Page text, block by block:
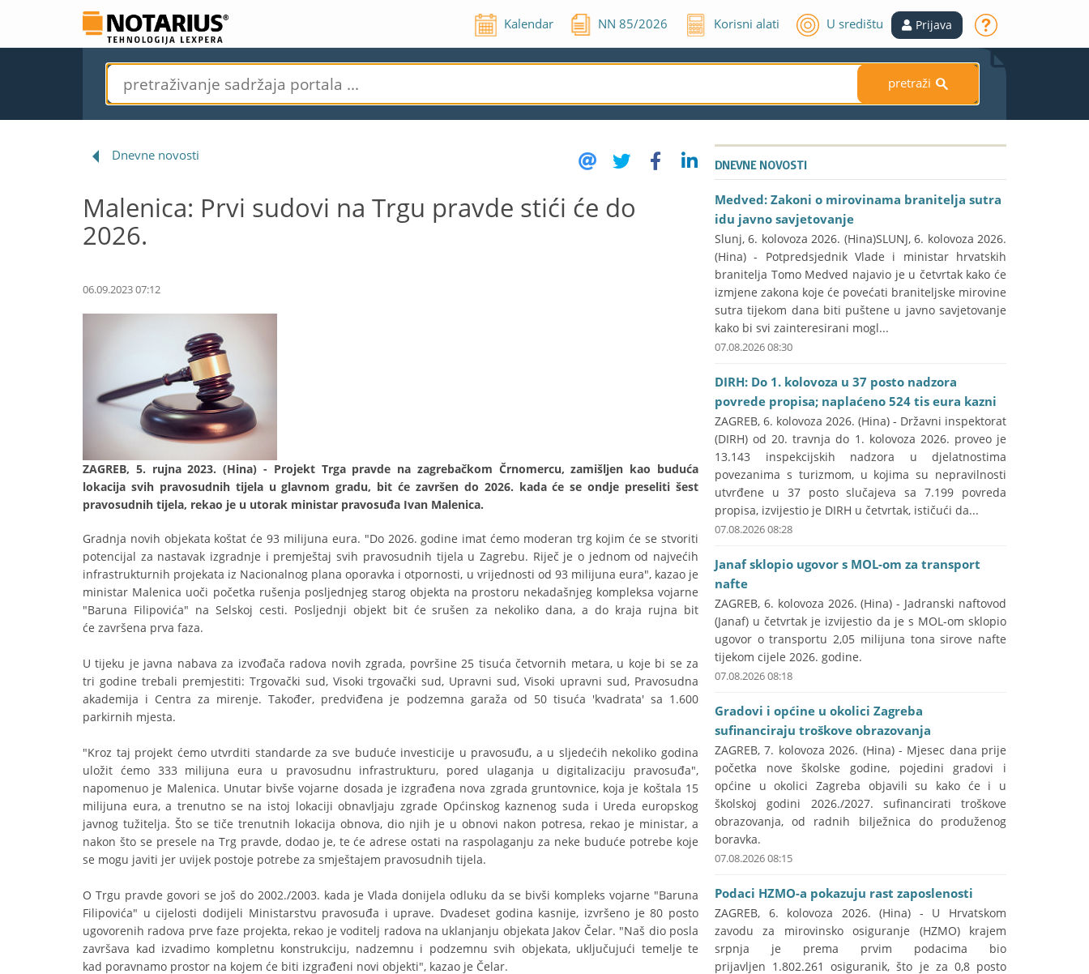
Kalendar NN85/2026 Korisni alati U središtu Prijava
pretraži S
Dnevne novosti
Malenica: Prvi sudovi na Trgu pravde stići će do
2026.
06.09.2023 07:12
ZAGREB, 5. rujna 2023. (Hina) - Projekt Trga pravde na zagrebačkom Črnomercu, zamišljen kao buduća
lokacija svih pravosudnih tijela u glavnom gradu, bit će završen do 2026. kada će se ondje preseliti šest
pravosudnih tijela, rekao je u utorak ministar pravosuđa Ivan Malenica.
Gradnja novih objekata koštat će 93 milijuna eura. "Do 2026. godine imat ćemo moderan trg kojim će se stvoriti
potencijal za nastavak izgradnje i premještaj svih pravosudnih tijela u Zagrebu. Riječ je o jednom od najvećih
infrastrukturnih projekata iz Nacionalnog plana oporavka i otpornosti, u vrijednosti od 93 milijuna eura", kazao je
ministar Malenica uoči početka rušenja posljednjeg starog objekta na prostoru nekadašnjeg kompleksa vojarne
"Baruna Filipovića" na Selskoj cesti. Posljednji objekt bit će srušen za nekoliko dana, a do kraja rujna bit
će završena prva faza.
U tijeku je javna nabava za izvođača radova novih zgrada, površine 25 tisuća četvornih metara, u koje bi se za
tri godine trebali premjestiti: Trgovački sud, Visoki trgovački sud, Upravni sud, Visoki upravni sud, Pravosudna
akademija i Centra za mirenje. Također, predviđena je podzemna garaža od 50 tisuća 'kvadrata' sa 1.600
parkirnih mjesta.
"Kroz taj projekt ćemo utvrditi standarde za sve buduće investicije u pravosuđu, a u sljedećih nekoliko godina
uložit ćemo 333 milijuna eura u pravosudnu infrastrukturu, pored ulaganja u digitalizaciju pravosuđa",
napomenuo je Malenica. Unutar bivše vojarne dosada je izgrađena nova zgrada gruntovnice, koja je koštala 15
milijuna eura, a trenutno se na istoj lokaciji obnavljaju zgrade Općinskog kaznenog suda i Ureda europskog
javnog tužitelja. Što se tiče trenutnih lokacija obnova, dio njih je u obnovi nakon potresa, rekao je ministar, a
nakon što se presele na Trg pravde, dodao je, te će adrese ostati na raspolaganju za neke buduće potrebe koje
se mogu javiti jer uvijek postoje potrebe za smještajem pravosudnih tijela.
O Trgu pravde govori se još do 2002./2003. kada je Vlada donijela odluku da se bivši kompleks vojarne "Baruna
Filipovića" u cijelosti dodijeli Ministarstvu pravosuđa i uprave. Dvadeset godina kasnije, izvršeno je 80 posto
ugovorenih radova prve faze projekta, rekao je voditelj radova na uklanjanju objekata Jakov Čelar. "Naš dio posla
završava kad izvadimo kompletnu konstrukciju, nadzemnu i podzemnu svih objekata, uključujući temelje te
kad poravnamo prostor na kojem će biti izgrađeni novi objekti", kazao je Čelar.
DNEVNE NOVOSTI
Medved: Zakoni o mirovinama branitelja sutra
idu javno savjetovanje
Slunj, 6. kolovoza 2026. (Hina)SLUNJ, 6. kolovoza 2026.
(Hina) - Potpredsjednik Vlade i ministar hrvatskih
branitelja Tomo Medved najavio je u četvrtak kako će
izmjene zakona koje će povećati braniteljske mirovine
sutra tijekom dana biti puštene u javno savjetovanje
kako bi svi zainteresirani mogl...
07.08.2026 08:30
DIRH: Do 1. kolovoza u 37 posto nadzora
povrede propisa; naplaćeno 524 tis eura kazni
ZAGREB, 6. kolovoza 2026. (Hina) - Državni inspektorat
(DIRH) od 20. travnja do 1. kolovoza 2026. proveo je
13.143 inspekcijskih nadzora u djelatnostima
povezanima s turizmom, u kojima su nepravilnosti
utvrđene u 37 posto slučajeva sa 7.199 povreda
propisa, izvijestio je DIRH u četvrtak, ističući da...
07.08.2026 08:28
Janaf sklopio ugovor s MOL-om za transport
nafte
ZAGREB, 6. kolovoza 2026. (Hina) - Jadranski naftovod
(Janaf) u četvrtak je izvijestio da je s MOL-om sklopio
ugovor o transportu 2,05 milijuna tona sirove nafte
tijekom cijele 2026. godine.
07.08.2026 08:18
Gradovi i općine u okolici Zagreba
sufinanciraju troškove obrazovanja
ZAGREB, 7. kolovoza 2026. (Hina) - Mjesec dana prije
početka nove školske godine, pojedini gradovi i
općine u okolici Zagreba objavili su kako će i u
školskoj godini 2026./2027. sufinancirati troškove
obrazovanja, od radnih bilježnica do produženog
boravka.
07.08.2026 08:15
Podaci HZMO-a pokazuju rast zaposlenosti
ZAGREB, 6. kolovoza 2026. (Hina) - U Hrvatskom
zavodu za mirovinsko osiguranje (HZMO) krajem
srpnja je prema prvim podacima bio
prijavljen 1.802.261 osiguranik, što je za 0,8 posto